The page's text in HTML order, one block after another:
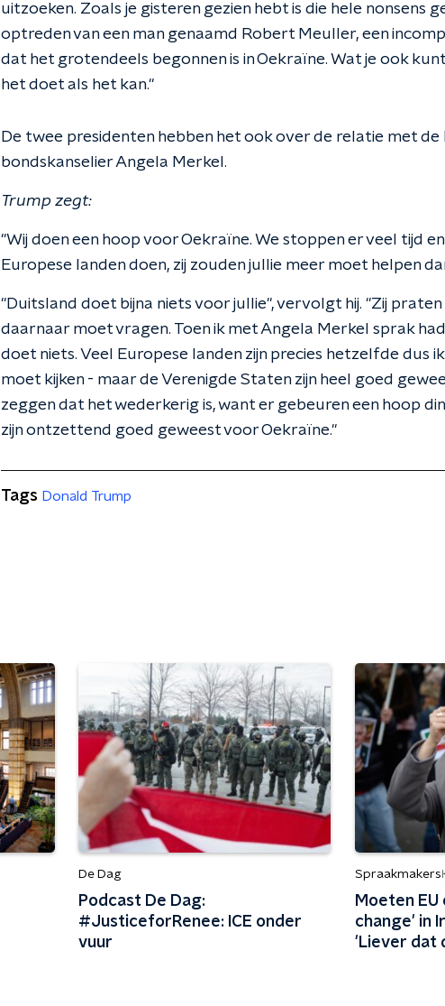
uitzoeken. Zoals je gisteren gezien hebt is die hele nonsens
optreden van een man genaamd Robert Meuller, een
dat het grotendeels begonnen is in Oekraïne. Wat je ook
het doet als het kan."
De twee presidenten hebben het ook over de relatie met de
bondskanselier Angela Merkel.
Trump zegt:
"Wij doen een hoop voor Oekraïne. We stoppen er veel tijd
Europese landen doen, zij zouden jullie meer moet helpen
"Duitsland doet bijna niets voor jullie", vervolgt hij. "Zij
daarnaar moet vragen. Toen ik met Angela Merkel sprak
doet niets. Veel Europese landen zijn precies hetzelfde dus
moet kijken - maar de Verenigde Staten zijn heel goed
zeggen dat het wederkerig is, want er gebeuren een hoop
zijn ontzettend goed geweest voor Oekraïne."
Tags Donald Trump
De Dag
Podcast De Dag:
#JusticeforRenee: ICE onder
vuur
Spraakmakers
Moeten EU
change' in
'Liever dat